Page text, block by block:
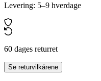
Levering: 5–9 hverdage
60 dages returret
Se returvilkårene